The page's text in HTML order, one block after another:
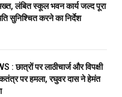
लंबित स्कूल भवन कार्य जल्द पूरा
सुनिश्चित करने का निर्देश
पर लाठीचार्ज और विपक्षी
पर हमला, रघुवर दास ने हेमंत